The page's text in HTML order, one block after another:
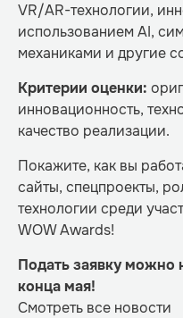
VR/AR-технологии,
использованием AI,
механиками и другие
Критерии оценки:
инновационность,
качество реализации.
Покажите, как вы
сайты, спецпроекты,
технологии среди
WOW Awards!
Подать заявку можно
конца мая!
Смотреть все новости